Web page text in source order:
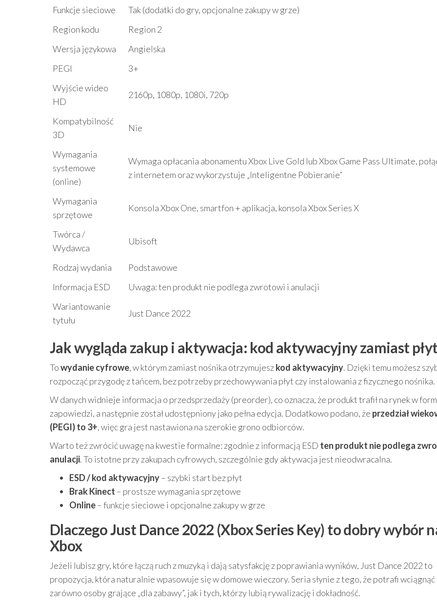
Funkcje sieciowe
Tak (dodatki do gry, opcjonalne zakupy w grze)
Region kodu
Region 2
Wersja językowa
Angielska
PEGI
3+
Wyjście wideo
HD
2160p, 1080p, 1080i, 720p
Kompatybilność
3D
Nie
Wymagania
systemowe
(online)
Wymaga opłacania abonamentu Xbox Live Gold lub Xbox Game Pass Ultimate,
z internetem oraz wykorzystuje „Inteligentne Pobieranie”
Wymagania
sprzętowe
Konsola Xbox One, smartfon + aplikacja, konsola Xbox Series X
Twórca /
Wydawca
Ubisoft
Rodzaj wydania
Podstawowe
Informacja ESD
Uwaga: ten produkt nie podlega zwrotowi i anulacji
Wariantowanie
tytułu
Just Dance 2022
Jak wygląda zakup i aktywacja: kod aktywacyjny zamiast płyt
Towydanie cyfrowe, w którym zamiast nośnika otrzymujeszkod aktywacyjny. Dzięki temu możesz
rozpocząć przygodę z tańcem, bez potrzeby przechowywania płyt czy instalowania z fizycznego nośnika.
W danych widnieje informacja o przedsprzedaży (preorder), co oznacza, że produkt trafił na rynek w
zapowiedzi, a następnie został udostępniony jako pełna edycja. Dodatkowo podano, że przedział
(PEGI) to 3+, więc gra jest nastawiona na szerokie grono odbiorców.
Warto też zwrócić uwagę na kwestie formalne: zgodnie z informacją ESD ten produkt nie podlega
anulacji. To istotne przy zakupach cyfrowych, szczególnie gdy aktywacja jest nieodwracalna.
ESD / kod aktywacyjny– szybki start bez płyt
Brak Kinect – prostsze wymagania sprzętowe
Online– funkcje sieciowe i opcjonalne zakupy w grze
Dlaczego Just Dance 2022 (Xbox Series Key) to dobry wybór
Xbox
Jeżeli lubisz gry, które łączą ruch z muzyką i dają satysfakcję z poprawiania wyników, Just Dance 2022 to
propozycja, która naturalnie wpasowuje się w domowe wieczory. Seria słynie z tego, że potrafi wciągnąć
zarówno osoby grające „dla zabawy”, jak i tych, którzy lubią rywalizację i dokładność.